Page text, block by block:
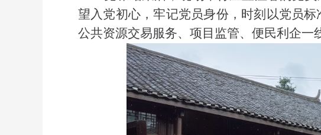
望入党初心，牢记党员身份，时刻以党员标
公共资源交易服务、项目监管、便民利企一